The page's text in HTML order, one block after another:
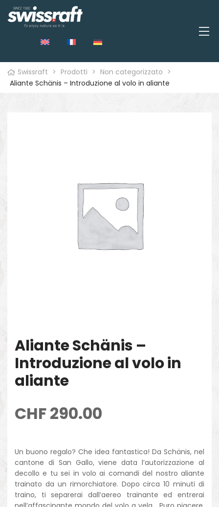
Swissraft > Prodotti > Non categorizzato >
Aliante Schänis – Introduzione al volo in aliante
Aliante Schänis –
Introduzione al volo in
aliante
CHF290.00
Un buono regalo? Che idea fantastica! Da Schänis, nel
cantone di San Gallo, viene data l’autorizzazione al
decollo e tu sei in volo ai comandi del nostro aliante
trainato da un rimorchiatore. Dopo circa 10 minuti di
traino, ti separerai dall’aereo trainante ed entrerai